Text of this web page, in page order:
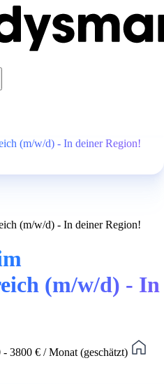
(m/w/d) - In deiner Region!
(m/w/d) - In deiner Region!
(m/w/d) - In
- 3800 € / Monat (geschätzt)